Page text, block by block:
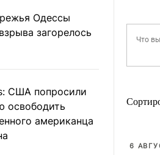
Одессы
загорелось
США попросили
освободить
американца
6